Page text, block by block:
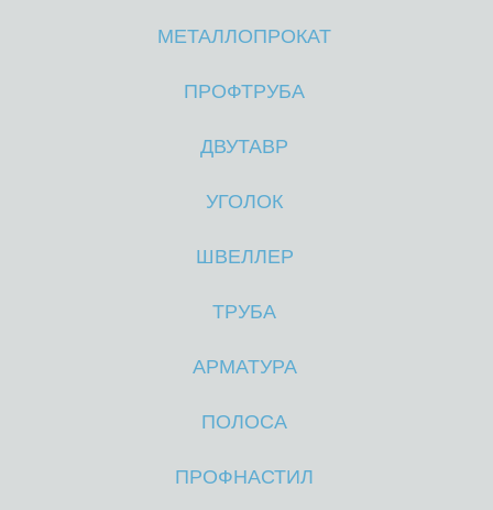
МЕТАЛЛОПРОКАТ
ПРОФТРУБА
ДВУТАВР
УГОЛОК
ШВЕЛЛЕР
ТРУБА
АРМАТУРА
ПОЛОСА
ПРОФНАСТИЛ
М
М